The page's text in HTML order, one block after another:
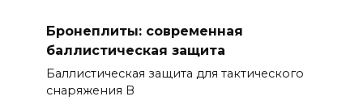
Бронеплиты: современная
баллистическая защита
Баллистическая защита для тактического
снаряжения В